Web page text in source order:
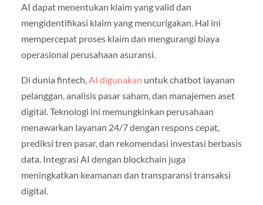
AI dapat menentukan klaim yang valid dan
mengidentifikasi klaim yang mencurigakan. Hal ini
mempercepat proses klaim dan mengurangi biaya
operasional perusahaan asuransi.
Di dunia fintech,AI digunakan untuk chatbot layanan
pelanggan, analisis pasar saham, dan manajemen aset
digital. Teknologi ini memungkinkan perusahaan
menawarkan layanan 24/7 dengan respons cepat,
prediksi tren pasar, dan rekomendasi investasi berbasis
data. Integrasi AI dengan blockchain juga
meningkatkan keamanan dan transparansi transaksi
digital.